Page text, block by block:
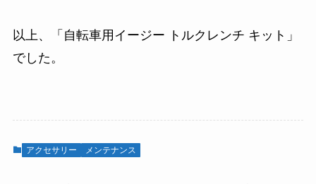
以上、「自転車用イージー トルクレンチ キット」
でした。
アクセサリー メンテナンス